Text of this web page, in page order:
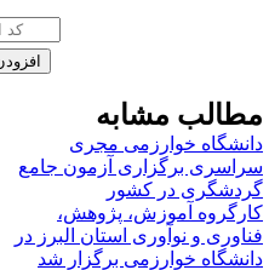
مشابه
خوارزمی مجری
برگزاری آزمون جامع
در کشور
آموزش، پژوهش،
و نوآوری استان البرز در
خوارزمی برگزار شد